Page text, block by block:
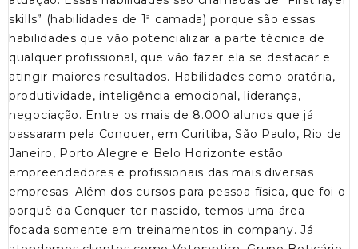
skills” (habilidades de 1ª camada) porque são essas
habilidades que vão potencializar a parte técnica de
qualquer profissional, que vão fazer ela se destacar e
atingir maiores resultados. Habilidades como oratória,
produtividade, inteligência emocional, liderança,
negociação. Entre os mais de 8.000 alunos que já
passaram pela Conquer, em Curitiba, São Paulo, Rio de
Janeiro, Porto Alegre e Belo Horizonte estão
empreendedores e profissionais das mais diversas
empresas. Além dos cursos para pessoa física, que foi o
porquê da Conquer ter nascido, temos uma área
focada somente em treinamentos in company. Já